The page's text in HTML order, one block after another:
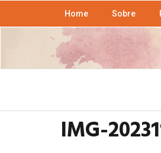
Home Sobre
IMG-